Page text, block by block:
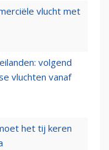
vlucht met
volgend
vluchten vanaf
het tij keren